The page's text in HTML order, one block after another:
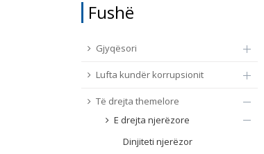
Fushë
Gjyqësori
Lufta kundër korrupsionit
Të drejta themelore
E drejta njerëzore
Dinjiteti njerëzor